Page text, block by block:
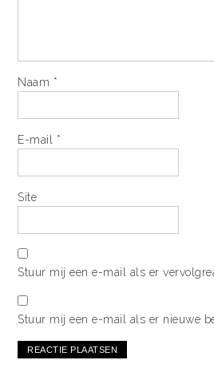
Naam *
E-mail *
Site
Stuur mij een e-mail als er
Stuur mij een e-mail als er nieuwe